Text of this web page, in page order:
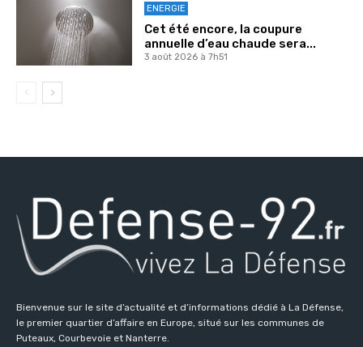
ENERGIE
Cet été encore, la coupure
annuelle d’eau chaude sera...
3 août 2026 à 7h51
Bienvenue sur le site d’actualité et d’informations dédié à La Défense,
le premier quartier d’affaire en Europe, situé sur les communes de
Puteaux, Courbevoie et Nanterre.